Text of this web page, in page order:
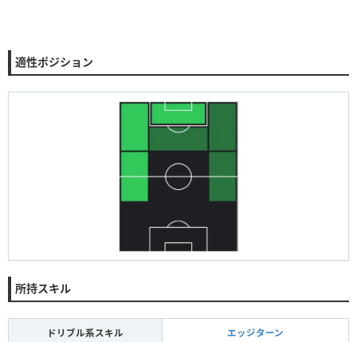
適性ポジション
所持スキル
ドリブル系スキル エッジターン